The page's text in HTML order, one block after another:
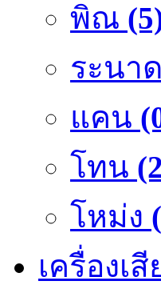
พิณ
ระนาด
แคน
โทน
โหม่ง
เครื่องเสี